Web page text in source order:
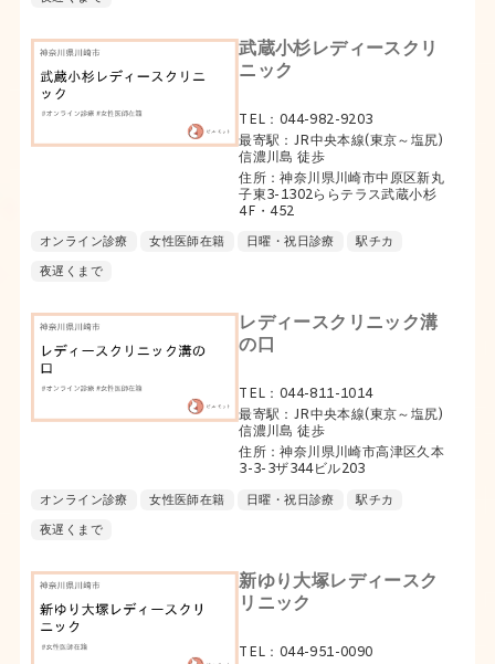
武蔵小杉レディースクリ
ニック
TEL：044-982-9203
最寄駅：JR中央本線(東京～塩尻)
信濃川島 徒歩
住所：神奈川県川崎市中原区新丸
子東3-1302ららテラス武蔵小杉
4F・452
オンライン診療 女性医師在籍 日曜・祝日診療
駅チカ
夜遅くまで
レディースクリニック溝
の口
TEL：044-811-1014
最寄駅：JR中央本線(東京～塩尻)
信濃川島 徒歩
住所：神奈川県川崎市高津区久本
3-3-3ザ344ビル203
オンライン診療 女性医師在籍 日曜・祝日診療
駅チカ
夜遅くまで
新ゆり大塚レディースク
リニック
TEL：044-951-0090